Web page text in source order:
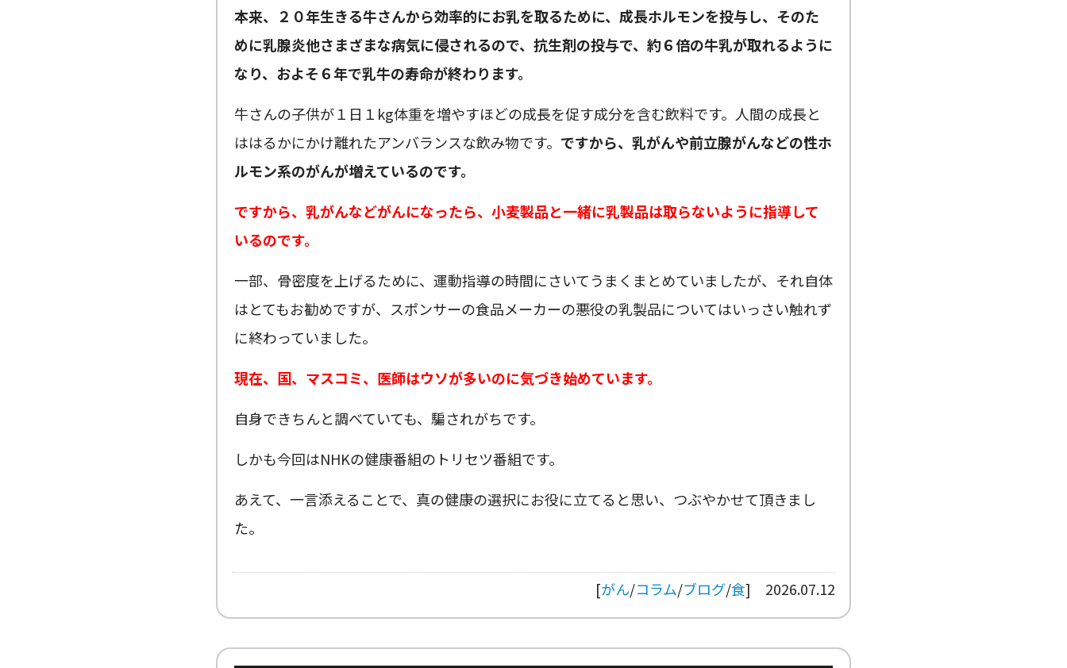
本来、２０年生きる牛さんから効率的にお乳を取るために、成長ホルモンを投与し、そのた
めに乳腺炎他さまざまな病気に侵されるので、抗生剤の投与で、約６倍の牛乳が取れるように
なり、およそ６年で乳牛の寿命が終わります。
牛さんの子供が１日１kg体重を増やすほどの成長を促す成分を含む飲料です。人間の成長と
ははるかにかけ離れたアンバランスな飲み物です。 ですから、乳がんや前立腺がんなどの性ホ
ルモン系のがんが増えているのです。
ですから、乳がんなどがんになったら、小麦製品と一緒に乳製品は取らないように指導して
いるのです。
一部、骨密度を上げるために、運動指導の時間にさいてうまくまとめていましたが、それ自体
はとてもお勧めですが、スポンサーの食品メーカーの悪役の乳製品についてはいっさい触れず
に終わっていました。
現在、国、マスコミ、医師はウソが多いのに気づき始めています。
自身できちんと調べていても、騙されがちです。
しかも今回はNHKの健康番組のトリセツ番組です。
あえて、一言添えることで、真の健康の選択にお役に立てると思い、つぶやかせて頂きまし
た。
[がん/コラム/ブログ/食] 2026.07.12